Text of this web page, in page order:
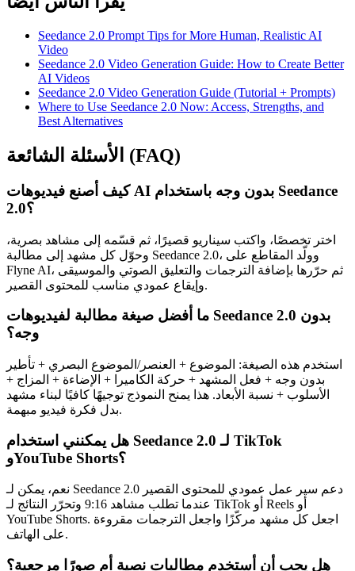
Seedance 2.0 Prompt Tips for More Human, Realistic AI
Video
Seedance 2.0 Video Generation Guide: How to Create Better
AI Videos
Seedance 2.0 Video Generation Guide (Tutorial + Prompts)
Where to Use Seedance 2.0 Now: Access, Strengths, and
Best Alternatives
الأسئلة الشائعة (FAQ)
كيف أصنع فيديوهات AI بدون وجه باستخدام Seedance
2.0؟
اختر تخصصًا، واكتب سيناريو قصيرًا، ثم قسّمه إلى مشاهد بصرية،
وحوّل كل مشهد إلى مطالبة Seedance 2.0، وولّد المقاطع على
Flyne AI، ثم حرّرها بإضافة الترجمات والتعليق الصوتي والموسيقى
وإيقاع عمودي مناسب للمحتوى القصير.
ما أفضل صيغة مطالبة لفيديوهات Seedance 2.0 بدون
وجه؟
استخدم هذه الصيغة: الموضوع + العنصر/الموضوع البصري + تأطير
بدون وجه + فعل المشهد + حركة الكاميرا + الإضاءة + المزاج +
الأسلوب + نسبة الأبعاد. هذا يمنح النموذج توجيهًا كافيًا لبناء مشهد
بدل فكرة فيديو مبهمة.
هل يمكنني استخدام Seedance 2.0 لـ TikTok
وYouTube Shorts؟
نعم، يمكن لـ Seedance 2.0 دعم سير عمل عمودي للمحتوى القصير
عندما تطلب مشاهد 9:16 وتحرّر النتائج لـ TikTok أو Reels أو
YouTube Shorts. اجعل كل مشهد مركّزًا واجعل الترجمات مقروءة
على الهاتف.
هل يجب أن أستخدم مطالبات نصية أم صورًا مرجعية؟